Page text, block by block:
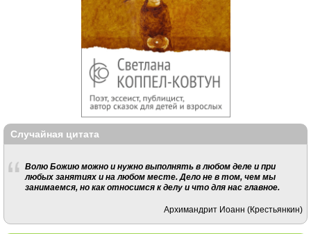
Случайная цитата
Волю Божию можно и нужно выполнять в любом деле и при
любых занятиях и на любом месте. Дело не в том, чем мы
занимаемся, но как относимся к делу и что для нас главное.
Архимандрит Иоанн (Крестьянкин)